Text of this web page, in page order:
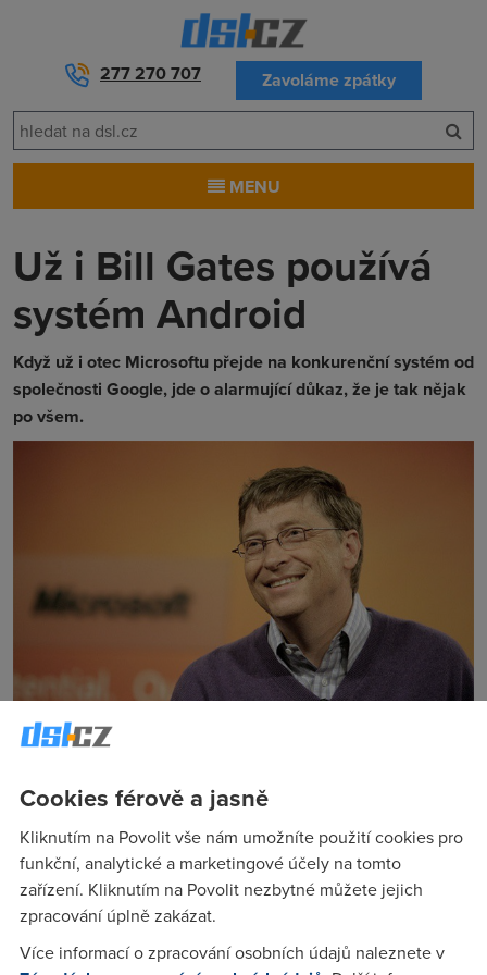
277 270 707 Zavoláme zpátky
MENU
Už i Bill Gates používá
systém Android
Když už i otec Microsoftu přejde na konkurenční systém od
společnosti Google, jde o alarmující důkaz, že je tak nějak
po všem.
rovnat mobilům s operačními systémy
neprorazily. Microsoft koupil výrobu od Nokie v roce 2014,
ale ani do roku 2016 se Windowsům nepodařilo v prodeji
přesáhnout jedno procento.
Bill Gatesuž taky přesedlal: “S telefonem, který mám jako
poslední, jsem vlastně přešel na Androidse se poustou
softwaru společnosti Microsoft,“ prozradil v rozhovoru pro
Cookies férově a jasně
Kliknutím na Povolit vše nám umožníte použití cookies pro
funkční, analytické a marketingové účely na tomto
zařízení. Kliknutím na Povolit nezbytné můžete jejich
zpracování úplně zakázat.
Více informací o zpracování osobních údajů naleznete v